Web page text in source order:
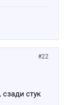
#22
стук